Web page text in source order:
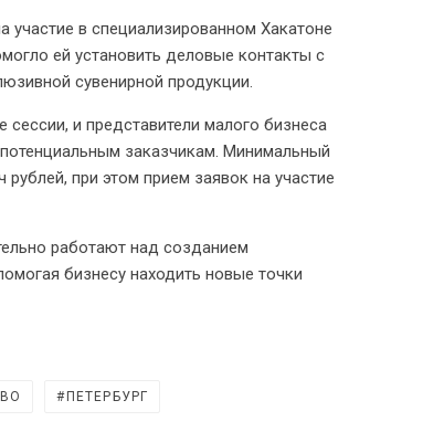
в специализированном Хакатоне
ей установить деловые контакты с
сувенирной продукции.
и представители малого бизнеса
заказчикам. Минимальный
при этом прием заявок на участие
работают над созданием
бизнесу находить новые точки
ПЕТЕРБУРГ